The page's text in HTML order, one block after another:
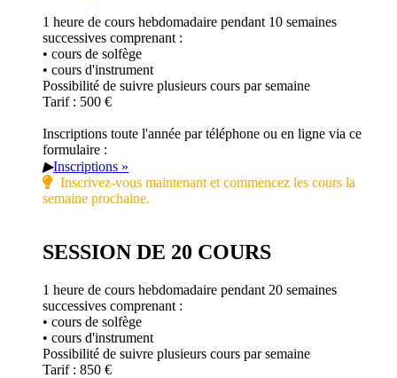
1 heure de cours hebdomadaire pendant 10 semaines
successives comprenant :
• cours de solfège
• cours d'instrument
Possibilité de suivre plusieurs cours par semaine
Tarif : 500 €
Inscriptions toute l'année par téléphone ou en ligne via ce
formulaire :
▶Inscriptions »
Inscrivez-vous maintenant et commencez les cours la
semaine prochaine.
SESSION DE 20 COURS
1 heure de cours hebdomadaire pendant 20 semaines
successives comprenant :
• cours de solfège
• cours d'instrument
Possibilité de suivre plusieurs cours par semaine
Tarif : 850 €